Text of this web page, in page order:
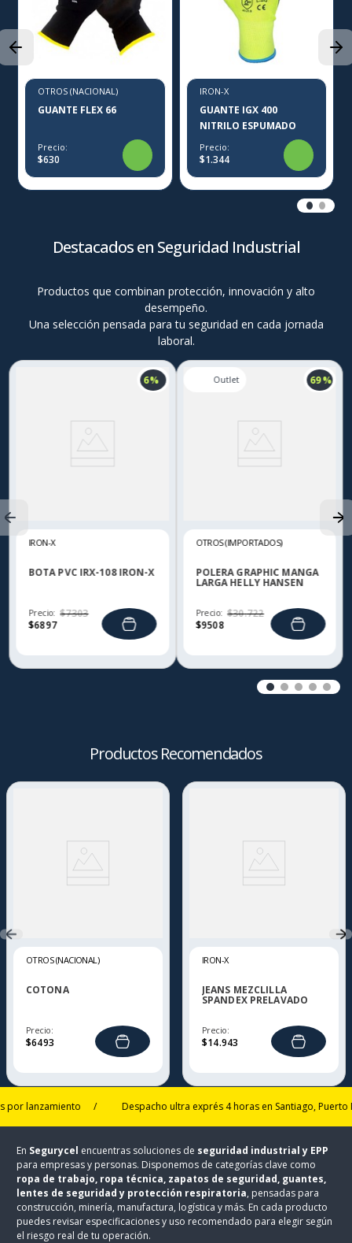
OTROS (NACIONAL)
GUANTE FLEX 66
Precio:
$630
IRON-X
GUANTE IGX 400
NITRILO ESPUMADO
Precio:
$1.344
Destacados en Seguridad Industrial
Productos que combinan protección, innovación y alto
desempeño.
Una selección pensada para tu seguridad en cada jornada
laboral.
6 %
IRON-X
BOTA PVC IRX-108 IRON-X
Precio:
$6897
$7303
69 %
OTROS (IMPORTADOS)
POLERA GRAPHIC MANGA
LARGA HELLY HANSEN
Precio:
$9508
$30.722
Productos Recomendados
OTROS (NACIONAL)
COTONA
Precio:
$6493
IRON-X
JEANS MEZCLILLA
SPANDEX PRELAVADO
Precio:
$14.943
/ Despacho ultra exprés 4 horas en Santiago, Puerto Montt
En Segurycel encuentras soluciones de seguridad industrial y EPP
para empresas y personas. Disponemos de categorías clave como
ropa de trabajo, ropa técnica, zapatos de seguridad, guantes,
lentes de seguridad y protección respiratoria, pensadas para
construcción, minería, manufactura, logística y más. En cada producto
puedes revisar especificaciones y uso recomendado para elegir según
el riesgo real de tu operación.